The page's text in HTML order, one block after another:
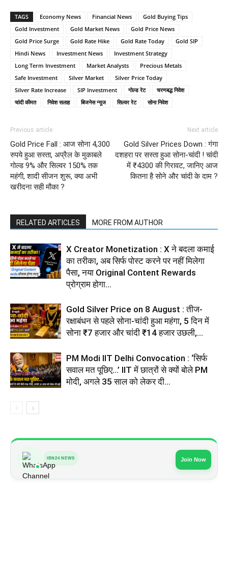
TAGS Economy News Financial News
Gold Buying Tips
Gold Investment
Gold Market News
Gold Price News
Gold Price Surge
Gold Rate Hike Gold Rate Today
Gold SIP
Hindi News
Investment News
Investment Strategy
Long Term Investment
Market Analysts
Precious Metals
Safe Investment
Silver Market
Silver Price Today
Silver Rate Increase
SIP Investment गोल्ड रेट
चरणबद्ध निवेश
चांदी कीमत
निवेश सलाह बिजनेस न्यूज सिल्वर रेट सोना निवेश
Previous article
Gold Price Fall : आज सोना 4,300
रुपये हुआ सस्ता, अप्रैल के मुकाबले
गोल्ड 9% और सिल्वर 150% तक
महंगी, शादी सीजन शुरू, क्या अभी
खरीदना सही मौका ?
Next article
Gold Silver Prices Down : गंगा
दशहरा पर सस्ता हुआ सोना-चांदी ! चांदी
में ₹4300 की गिरावट, जानिए आज
कितना है सोने और चांदी के दाम ?
RELATED ARTICLES MORE FROM AUTHOR
X Creator Monetization : X ने बदला कमाई
का तरीका, अब सिर्फ पोस्ट करने पर नहीं मिलेगा
पैसा, नया Original Content Rewards
प्रोग्राम होगा...
Gold Silver Price on 8 August : तीज-
रक्षाबंधन से पहले सोना-चांदी हुआ महंगा, 5 दिन में
सोना ₹7 हजार और चांदी ₹14 हजार उछली,...
PM Modi IIT Delhi Convocation : ‘सिर्फ
सवाल मत पूछिए…’ IIT में छात्रों से क्यों बोले PM
मोदी, अगले 35 साल को लेकर दी...
IBN24 NEWS Join Now